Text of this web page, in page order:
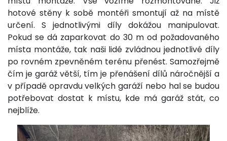
hotové stěny k sobě montéři smontují až na místě
určení. S jednotlivými díly dokážou manipulovat.
Pokud se dá zaparkovat do 30 m od požadovaného
místa montáže, tak naši lidé zvládnou jednotlivé díly
po rovném zpevněném terénu přenést. Samozřejmě
čím je garáž větší, tím je přenášení dílů náročnější a
v případě opravdu velkých garáží nebo hal se budou
potřebovat dostat k místu, kde má garáž stát, co
nejblíže.